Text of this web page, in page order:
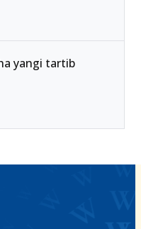
yangi tartib